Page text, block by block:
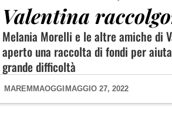
Valentina
Melania Morelli e le altre amiche di
aperto una raccolta di fondi per
grande difficoltà
MAREMMAOGGI MAGGIO 27, 2022